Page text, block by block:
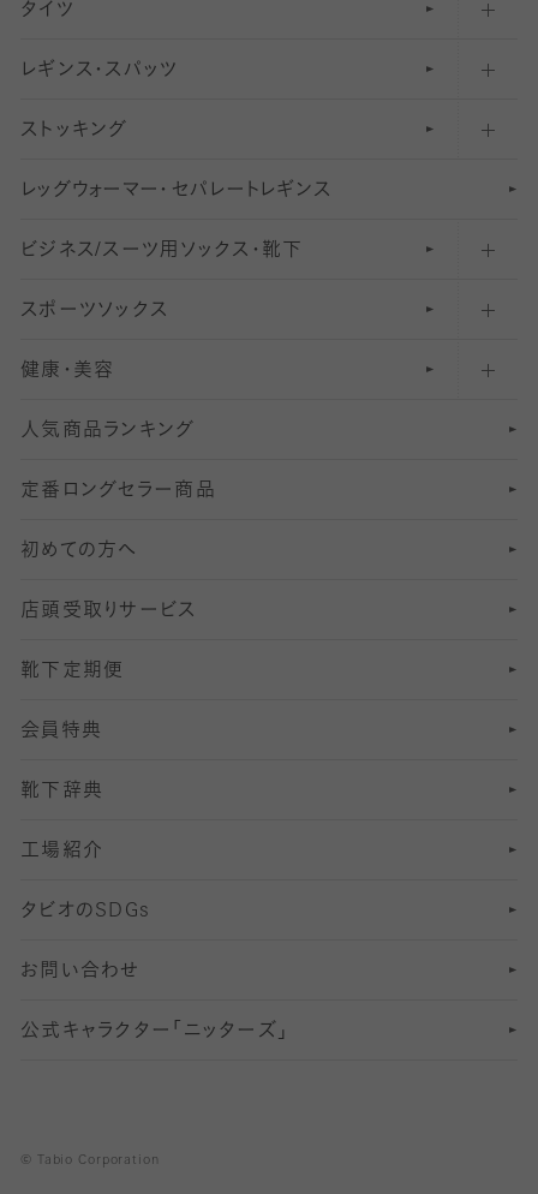
無地・プレーンソックス・靴下
柄ソックス・靴下
スニーカー（くるぶし）用ソックス
アンクル・ショートソックス（くるぶし上）
クルーソックス（ふくらはぎ下）
ハイソックス
オーバーニー・ニーハイソックス
フットカバー・カバーソックス（ふつう）
フットカバー・カバーソックス（浅め）
タイツ
30デニール以下のタイツ（薄手タイツ）
31〜40デニールタイツ
41〜60デニールタイツ
61〜80デニールタイツ
81 〜110デニールタイツ
111〜210デニールタイツ
211デニールタイツ以上（防寒・厚手タイツ）
レギンス・スパッツ
柄レギンス
無地レギンス
レギンスパンツ（レギパン）
マタニティレギンス
5 分丈
6 分丈レギンス
7 分丈 レギンス
8分丈 レギンス
10分丈 レギンス
12分丈レギンス
13分丈レギンス
ストッキング
伝線しにくいストッキング
ショートストッキング
結婚式用ストッキング
美脚ストッキング
オールスルーストッキング
レッ グ ウォー マー ・ セパレー ト レ ギンス
ビジネス/スーツ用 ソックス・靴下
匠シリーズ
フレッシャーズ向けソックス・靴下
冠婚葬祭向けソックス・靴下
スーツカジュアルソックス・靴下
ロングホーズ
スポーツソックス
ランニングソックス・靴下
ゴルフソックス・靴下
サッカー・フットサル用ソックス
ヨガソックス・靴下
スポーツ用レッグウォーマー
SSサイズ（21～23cm）
Sサイズ（22～25cm）
Mサイズ（25～27cm）
Lサイズ（27～29cm）
健康・美容
インナーソックス
加圧・着圧ソックス
冷えとり靴下
着圧・加圧タイツ
むくみ対策
足の疲れ対策
足の臭い対策
冷え対策
靴ずれ対策
快適な睡眠対策
人気商品ランキング
定番ロングセラー商品
初めての方へ
店頭受取りサービス
靴下定期便
会員特典
靴下辞典
工場紹介
タビオのSDGs
お問い合わせ
公式キャラクター「ニッターズ」
© Tabio Corporation